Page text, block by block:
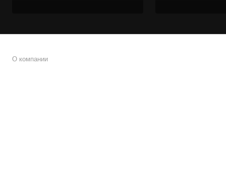
О компании